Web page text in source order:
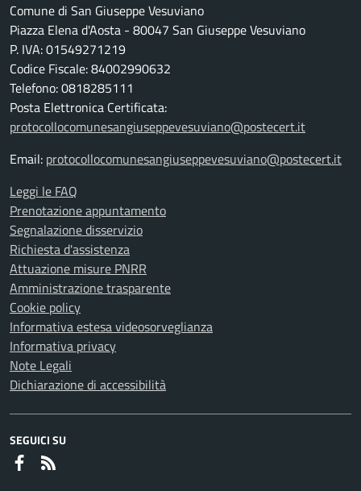
Comune di San Giuseppe Vesuviano
Piazza Elena d'Aosta - 80047 San Giuseppe Vesuviano
P. IVA: 01549271219
Codice Fiscale: 84002990632
Telefono: 0818285111
Posta Elettronica Certificata:
protocollocomunesangiuseppevesuviano@postecert.it
Email: protocollocomunesangiuseppevesuviano@postecert.it
Leggi le FAQ
Prenotazione appuntamento
Segnalazione disservizio
Richiesta d'assistenza
Attuazione misure PNRR
Amministrazione trasparente
Cookie policy
Informativa estesa videosorveglianza
Informativa privacy
Note Legali
Dichiarazione di accessibilità
SEGUICI SU
Faceboook